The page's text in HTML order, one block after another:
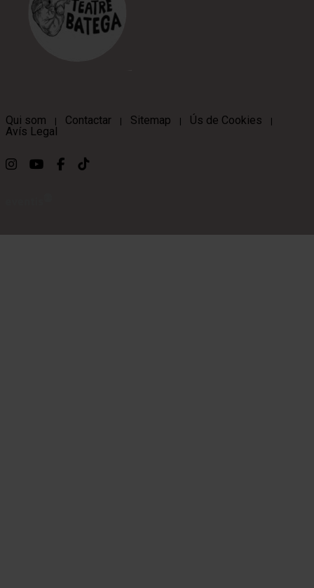
Qui som | Contactar | Sitemap | Ús de Cookies |
Avís Legal
Link a instagram
Link a youtube
Link a facebook
Link a ticktok